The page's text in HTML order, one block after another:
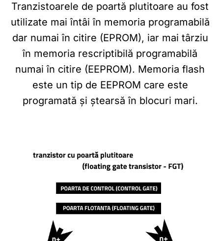
Tranzistoarele de poartă plutitoare au fost
utilizate mai întâi în memoria programabilă
dar numai în citire (EPROM), iar mai târziu
în memoria rescriptibilă programabilă
numai în citire (EEPROM). Memoria flash
este un tip de EEPROM care este
programată și ștearsă în blocuri mari.